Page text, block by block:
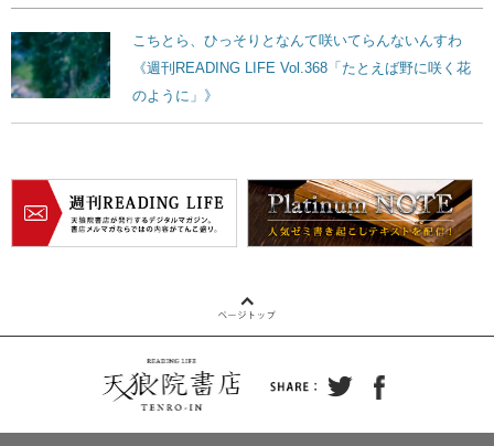
こちとら、ひっそりとなんて咲いてらんないんすわ
《週刊READING LIFE Vol.368「たとえば野に咲く花
のように」》